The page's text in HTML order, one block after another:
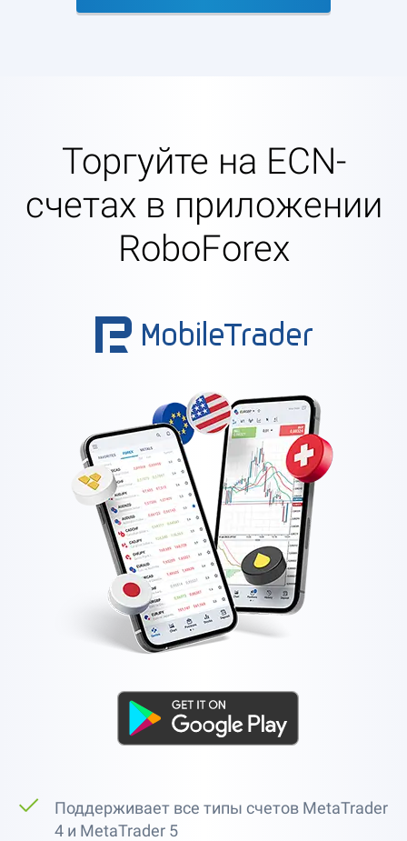
Торгуйте на ECN-
счетах в приложении
RoboForex
Поддерживает все типы счетов MetaTrader
4 и MetaTrader 5